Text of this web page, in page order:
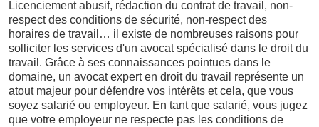
Licenciement abusif, rédaction du contrat de travail, non-
respect des conditions de sécurité, non-respect des
horaires de travail… il existe de nombreuses raisons pour
solliciter les services d'un avocat spécialisé dans le droit du
travail. Grâce à ses connaissances pointues dans le
domaine, un avocat expert en droit du travail représente un
atout majeur pour défendre vos intérêts et cela, que vous
soyez salarié ou employeur. En tant que salarié, vous jugez
que votre employeur ne respecte pas les conditions de